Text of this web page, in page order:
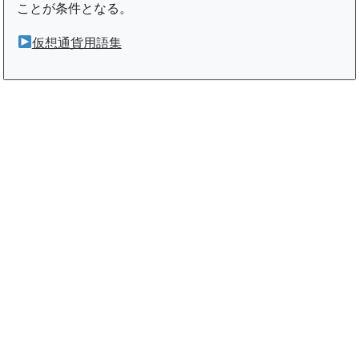
ことが条件となる。
仮想通貨用語集